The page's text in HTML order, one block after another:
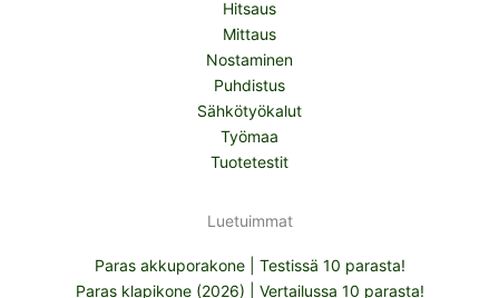
Hitsaus
Mittaus
Nostaminen
Puhdistus
Sähkötyökalut
Työmaa
Tuotetestit
Luetuimmat
Paras akkuporakone | Testissä 10 parasta!
Paras klapikone (2026) | Vertailussa 10 parasta!